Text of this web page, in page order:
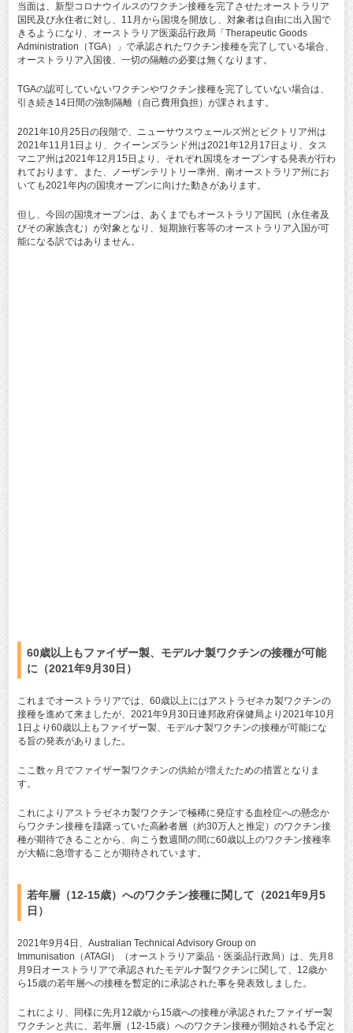
当面は、新型コロナウイルスのワクチン接種を完了させたオーストラリア
国民及び永住者に対し、11月から国境を開放し、対象者は自由に出入国で
きるようになり、オーストラリア 医薬品行政局「Therapeutic Goods
Administration（TGA）」で承認されたワクチン接種を完了している場合、
オーストラリア入国後、一切の隔離の必要は無くなります。
TGAの認可していないワクチンやワクチン接種を完了していない場合は、
引き続き14日間の強制隔離（自己費用負担）が課されます。
2021年10月25日の段階で、ニューサウスウェールズ州とビクトリア州は
2021年11月1日より、クイーンズランド州は2021年12月17日より、タス
マニア州は2021年12月15日より、それぞれ国境をオープンする発表が行わ
れております。また、ノーザンテリトリー準州、南オーストラリア州にお
いても2021年内の国境オープンに向けた動きがあります。
但し、今回の国境オープンは、あくまでもオーストラリア国民（永住者及
びその家族含む）が対象となり、短期旅行客等のオーストラリア入国が可
能になる訳ではありません。
60歳以上もファイザー製、モデルナ製ワクチンの接種が可能
に（2021年9月30日）
これまでオーストラリアでは、60歳以上にはアストラゼネカ製ワクチンの
接種を進めて来ましたが、2021年9月30日連邦政府保健局より2021年10月
1日より60歳以上もファイザー製、モデルナ製ワクチンの接種が可能にな
る旨の発表がありました。
ここ数ヶ月でファイザー製ワクチンの供給が増えたための措置となりま
す。
これによりアストラゼネカ製ワクチンで極稀に発症する血栓症への懸念か
らワクチン接種を躊躇っていた高齢者層（約30万人と推定）のワクチン接
種が期待できることから、向こう数週間の間に60歳以上のワクチン接種率
が大幅に急増することが期待されています。
若年層（12-15歳）へのワクチン接種に関して（2021年9月5
日）
2021年9月4日、Australian Technical Advisory Group on
Immunisation（ATAGI）（オーストラリア薬品・医薬品行政局）は、先月8
月9日オーストラリアで承認されたモデルナ製ワクチンに関して、12歳か
ら15歳の若年層への接種を暫定的に承認された事を発表致しました。
これにより、同様に先月12歳から15歳への接種が承認されたファイザー製
ワクチンと共に、若年層（12-15歳）へのワクチン接種が開始される予定と